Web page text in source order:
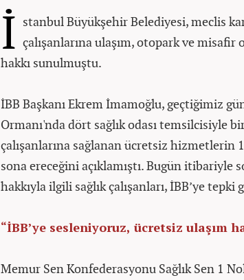
İ stanbul Büyükşehir Belediyesi, meclis
çalışanlarına ulaşım, otopark ve
hakkı sunulmuştu.
İBB Başkanı Ekrem İmamoğlu, geçtiğimiz
Ormanı'nda dört sağlık odası temsilcisiyle
çalışanlarına sağlanan ücretsiz
sona ereceğini açıklamıştı. Bugün itibariyle
hakkıyla ilgili sağlık çalışanları, İBB’ye tepki
“İBB’ye sesleniyoruz, ücretsiz ulaşım
Memur Sen Konfederasyonu Sağlık Sen 1